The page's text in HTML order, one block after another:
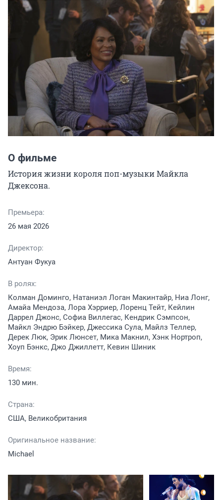
О фильме
История жизни короля поп-музыки Майкла
Джексона.
Премьера:
26 мая 2026
Директор:
Антуан Фукуа
В ролях:
Колман Доминго, Натаниэл Логан Макинтайр, Ниа Лонг,
Амайа Мендоза, Лора Хэрриер, Лоренц Тейт, Кейлин
Даррел Джонс, Софиа Виллегас, Кендрик Сэмпсон,
Майкл Эндрю Бэйкер, Джессика Сула, Майлз Теллер,
Дерек Люк, Эрик Люнсет, Мика Макнил, Хэнк Нортроп,
Хоуп Бэнкс, Джо Джиллетт, Кевин Шиник
Время:
130 мин.
Страна:
США, Великобритания
Оригинальное название:
Michael